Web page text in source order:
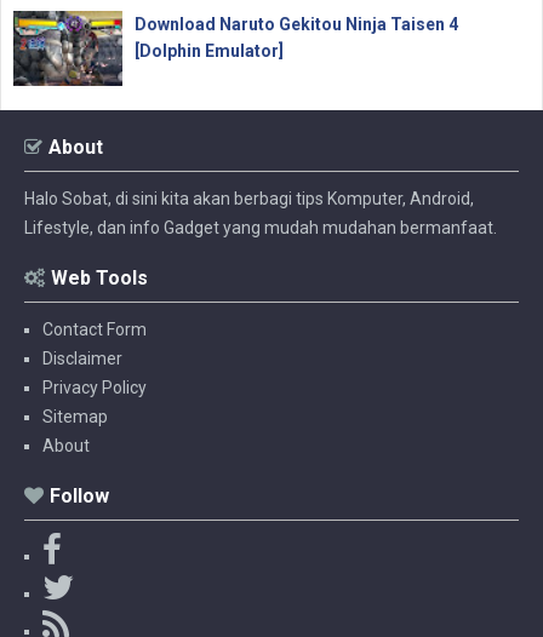
Download Naruto Gekitou Ninja Taisen 4
[Dolphin Emulator]
About
Halo Sobat, di sini kita akan berbagi tips Komputer, Android,
Lifestyle, dan info Gadget yang mudah mudahan bermanfaat.
Web Tools
Contact Form
Disclaimer
Privacy Policy
Sitemap
About
Follow
a
c
e